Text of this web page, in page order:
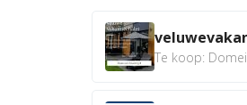
Te koop: